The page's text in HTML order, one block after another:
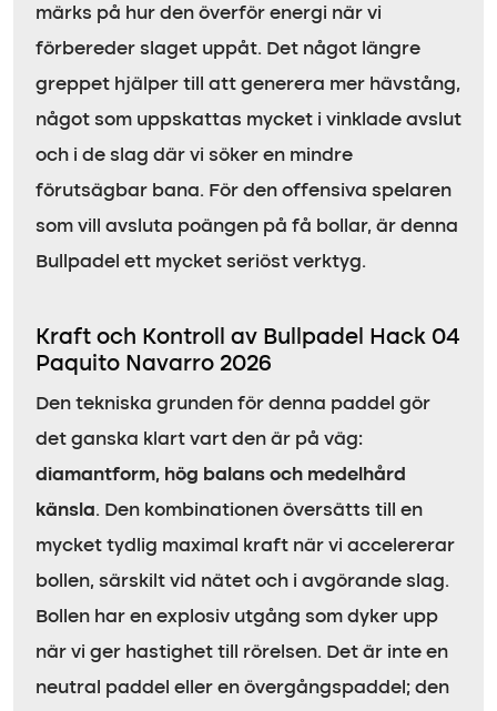
märks på hur den överför energi när vi
förbereder slaget uppåt. Det något längre
greppet hjälper till att generera mer hävstång,
något som uppskattas mycket i vinklade avslut
och i de slag där vi söker en mindre
förutsägbar bana. För den offensiva spelaren
som vill avsluta poängen på få bollar, är denna
Bullpadel ett mycket seriöst verktyg.
Kraft och Kontroll av Bullpadel Hack 04
Paquito Navarro 2026
Den tekniska grunden för denna paddel gör
det ganska klart vart den är på väg:
diamantform, hög balans och medelhård
känsla. Den kombinationen översätts till en
mycket tydlig maximal kraft när vi accelererar
bollen, särskilt vid nätet och i avgörande slag.
Bollen har en explosiv utgång som dyker upp
när vi ger hastighet till rörelsen. Det är inte en
neutral paddel eller en övergångspaddel; den